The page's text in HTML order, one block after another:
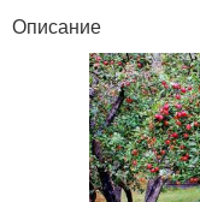
Описание